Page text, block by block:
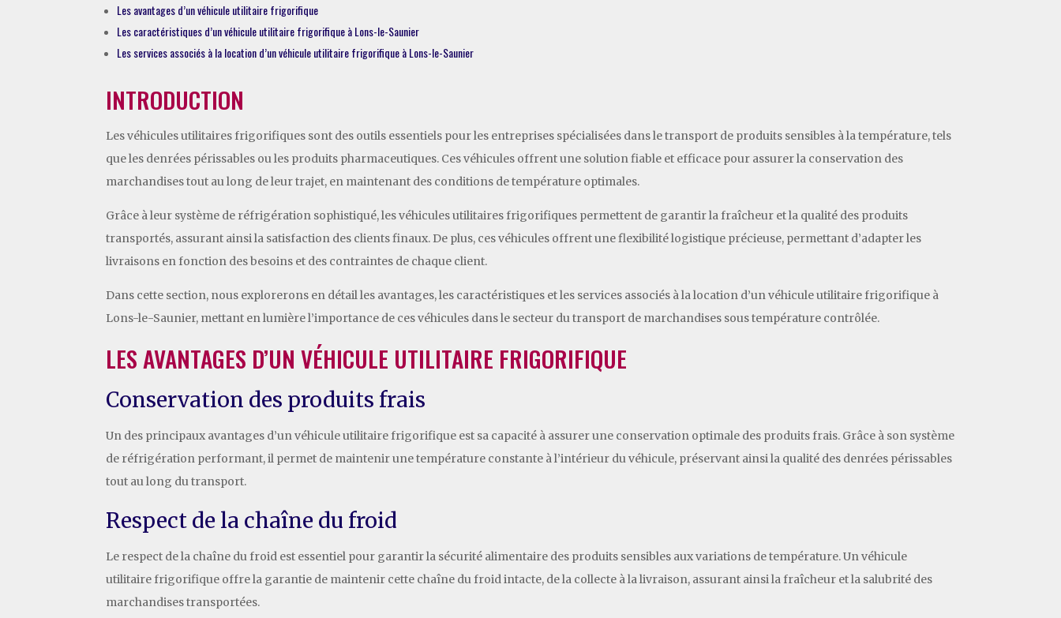
Les avantages d’un véhicule utilitaire frigorifique
Les caractéristiques d’un véhicule utilitaire frigorifique à Lons-le-Saunier
Les services associés à la location d’un véhicule utilitaire frigorifique à Lons-le-Saunier
INTRODUCTION
Les véhicules utilitaires frigorifiques sont des outils essentiels pour les entreprises spécialisées dans le transport de produits sensibles à la température, tels
que les denrées périssables ou les produits pharmaceutiques. Ces véhicules offrent une solution fiable et efficace pour assurer la conservation des
marchandises tout au long de leur trajet, en maintenant des conditions de température optimales.
Grâce à leur système de réfrigération sophistiqué, les véhicules utilitaires frigorifiques permettent de garantir la fraîcheur et la qualité des produits
transportés, assurant ainsi la satisfaction des clients finaux. De plus, ces véhicules offrent une flexibilité logistique précieuse, permettant d’adapter les
livraisons en fonction des besoins et des contraintes de chaque client.
Dans cette section, nous explorerons en détail les avantages, les caractéristiques et les services associés à la location d’un véhicule utilitaire frigorifique à
Lons-le-Saunier, mettant en lumière l’importance de ces véhicules dans le secteur du transport de marchandises sous température contrôlée.
LES AVANTAGES D’UN VÉHICULE UTILITAIRE FRIGORIFIQUE
Conservation des produits frais
Un des principaux avantages d’un véhicule utilitaire frigorifique est sa capacité à assurer une conservation optimale des produits frais. Grâce à son système
de réfrigération performant, il permet de maintenir une température constante à l’intérieur du véhicule, préservant ainsi la qualité des denrées périssables
tout au long du transport.
Respect de la chaîne du froid
Le respect de la chaîne du froid est essentiel pour garantir la sécurité alimentaire des produits sensibles aux variations de température. Un véhicule
utilitaire frigorifique offre la garantie de maintenir cette chaîne du froid intacte, de la collecte à la livraison, assurant ainsi la fraîcheur et la salubrité des
marchandises transportées.